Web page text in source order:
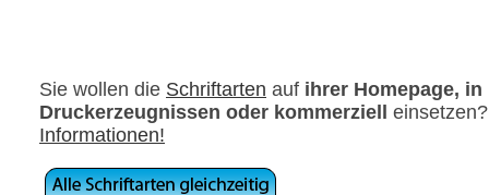
Sie wollen die Schriftarten auf ihrer Homepage, in
Druckerzeugnissen oder kommerziell
Informationen!